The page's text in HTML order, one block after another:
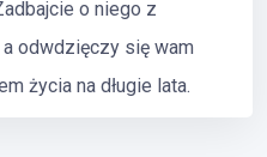
o niego z
odwdzięczy się wam
życia na długie lata.